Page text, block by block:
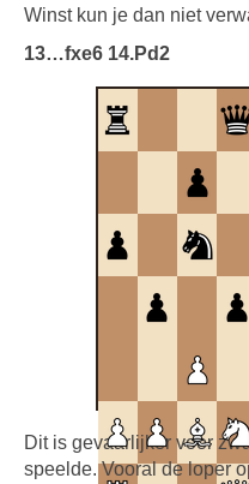
Winst kun je dan niet
13…fxe6 14.Pd2
Dit is gevaarlijker voor
speelde. Vooral de loper